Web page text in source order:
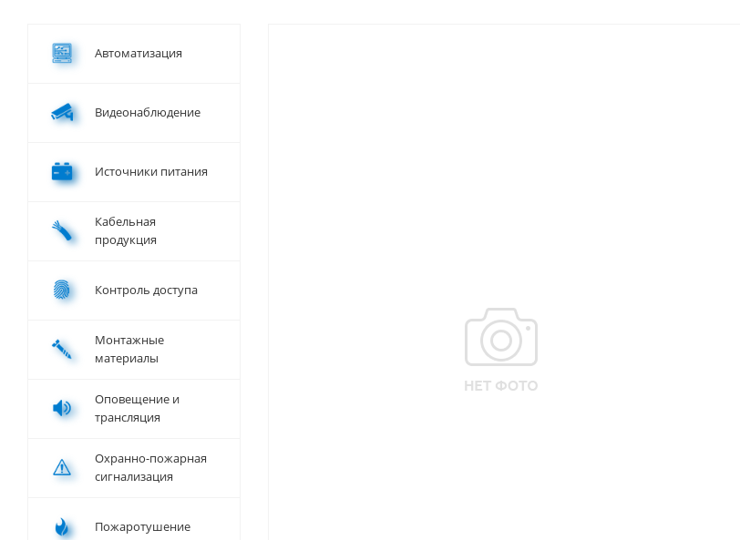
Автоматизация
Видеонаблюдение
Источники питания
Кабельная
продукция
Контроль доступа
Монтажные
материалы
Оповещение и
трансляция
Охранно-пожарная
сигнализация
Пожаротушение